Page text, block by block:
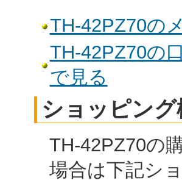
TH-42PZ70の
TH-42PZ70の
で見る
ショッピング
TH-42PZ70の
場合は下記シ